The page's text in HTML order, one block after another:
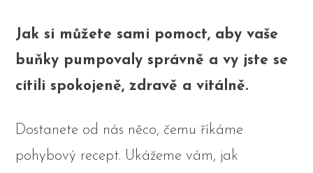
Jak si můžete sami pomoct, aby vaše
buňky pumpovaly správně a vy jste se
cítili spokojeně, zdravě a vitálně.
Dostanete od nás něco, čemu říkáme
pohybový recept. Ukážeme vám, jak